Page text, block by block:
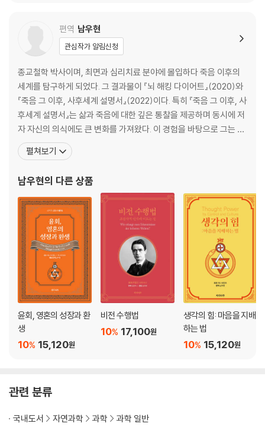
(2) 플라톤 입체와 에너지의 완벽한 대칭성
10) 진화하는 주기율표와 펜듈럼 운동
(1) 크룩스 주기율표와 진동하는 원자가
(3) 방사성 원소와 진화 에너지가 빚은 구체
4. 원소의 재발견과 미시적 변종들
1) 원소별 탐구를 위한 가이드라인
2) 수소: 단일성에서 다양성으로
(2) 이중체 형성의 인과와 구조적 의미
(3) 관찰 기록: 전기 분해 중 확인된 이중 수소
(4) 동위원소의 과학사적 맥락과 연구 검증
3) 염소: 덤벨 구조 속 질량의 비밀
(1) 염소(Cl) 기본 구조와 평균 원자량의 의미
(2) 관찰 기록: 해수 속 염소 변종과 질량 공존
4) 산소와 오존, 생명력의 나선 상승
(1) 산소 나선 동역학: O.7과 생명 입자 차이
(2) 오존(O₃): 세 나선 결합과 중력 저항
(3) 관찰 기록: 질량 법칙을 거스르는 극성 비밀
5. 무기 화합물의 구조적 역학
3) 수산화소듐: 침투와 변형의 역학
5) 이산화탄소: 해체된 탄소의 춤
편역 남우현
관심작가 알림신청
종교철학 박사이며, 최면과 심리치료 분야에 몰입하다 죽음 이후의
세계를 탐구하게 되었다. 그 결과물이 『뇌 해킹 다이어트』(2020)와
『죽음 그 이후, 사후세계 설명서』(2022)이다. 특히 『죽음 그 이후, 사
후세계 설명서』는 삶과 죽음에 대한 깊은 통찰을 제공하며 동시에 저
자 자신의 의식에도 큰 변화를 가져왔다. 이 경험을 바탕으로 그는 영
성과 의식의 본질에 심취하여, 관련 주요 서적들을 번역하고 출간하
는 데 힘쓰고 있다. 저서 - 『뇌 해킹 다이어트』(지식과감성#) - 『기
길벗) - 『잘되는
펼쳐보기
남우현의 다른 상품
윤회, 영혼의 성장과 환
생
15,120원
10%
비전 수행법
17,100원
10%
생각의 힘: 마음을 지배
하는 법
15,120원
10%
관련 분류
국내도서 자연과학 과학
과학 일반